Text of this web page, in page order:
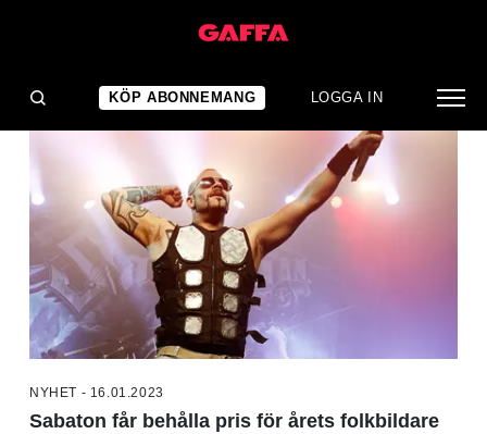
KÖP ABONNEMANG LOGGA IN
NYHET - 16.01.2023
Sabaton får behålla pris för årets folkbildare